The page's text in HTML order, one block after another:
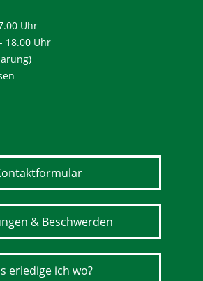
Uhr
18.00 Uhr
& Beschwerden
erledige ich wo?